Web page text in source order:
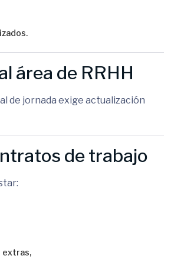
área de RRHH
de jornada exige actualización
de trabajo
extras,